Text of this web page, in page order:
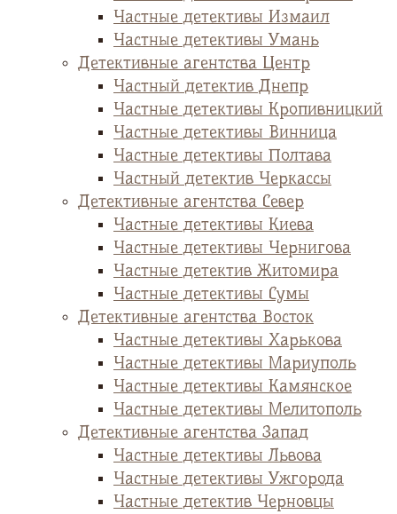
Частные детективы Измаил
Частные детективы Умань
Детективные агентства Центр
Частный детектив Днепр
Частные детективы Кропивницкий
Частные детективы Винница
Частные детективы Полтава
Частный детектив Черкассы
Детективные агентства Север
Частные детективы Киева
Частные детективы Чернигова
Частные детектив Житомира
Частные детективы Сумы
Детективные агентства Восток
Частные детективы Харькова
Частные детективы Мариуполь
Частные детективы Камянское
Частные детективы Мелитополь
Детективные агентства Запад
Частные детективы Львова
Частные детективы Ужгорода
Частные детектив Черновцы